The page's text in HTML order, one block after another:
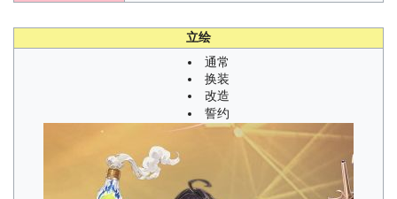
立绘
通常
换装
改造
誓约